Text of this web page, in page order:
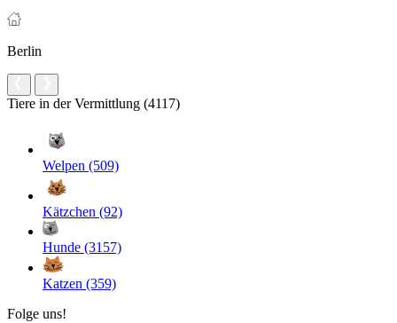
Berlin
Tiere in der Vermittlung (4117)
Welpen (509)
Kätzchen (92)
Hunde (3157)
Katzen (359)
Folge uns!